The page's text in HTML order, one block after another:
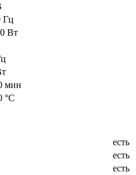
Гц
Вт
мин
°С
есть
есть
есть